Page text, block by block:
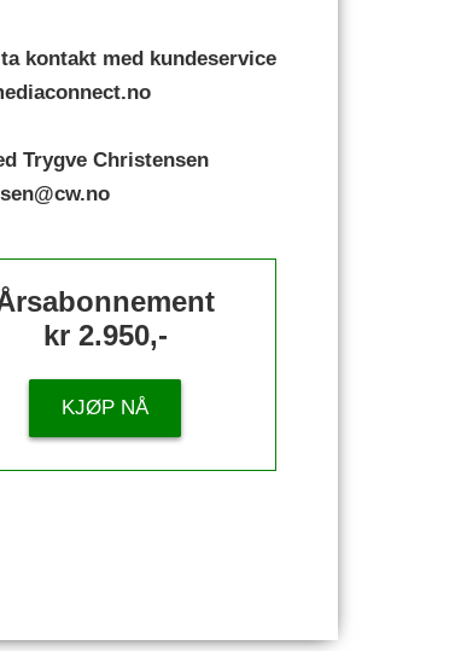
kontakt med kundeservice
Trygve Christensen
kr 2.950,-
KJØP NÅ